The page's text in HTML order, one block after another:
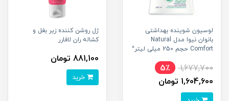
لوسیون شوینده بهداشتی
بانوان نیوا مدل Natural
Comfort حجم 250 میلی لیتر^
1,677,700
5٪
1,604,600 تومان
ژل روشن کننده زیر بغل و
کشاله ران لافارر
881,100 تومان